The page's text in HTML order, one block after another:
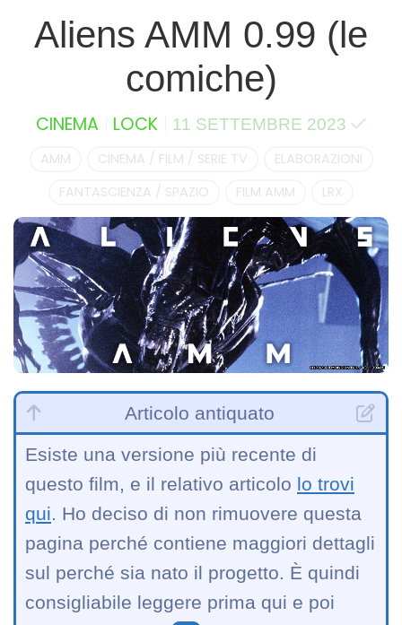
Aliens AMM 0.99 (le
comiche)
CINEMA LOCK 11 SETTEMBRE 2023
AMM CINEMA / FILM / SERIE TV
ELABORAZIONI
FANTASCIENZA / SPAZIO
FILM AMM LRX
Articolo antiquato
Esiste una versione più recente di
questo film, e il relativo articolo lo trovi
qui. Ho deciso di non rimuovere questa
pagina perché contiene maggiori dettagli
sul perché sia nato il progetto. È quindi
consigliabile leggere prima qui e poi